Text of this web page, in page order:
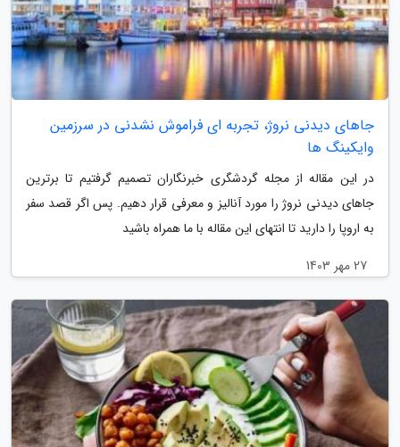
جاهای دیدنی نروژ، تجربه ای فراموش نشدنی در سرزمین
وایکینگ ها
در این مقاله از مجله گردشگری خبرنگاران تصمیم گرفتیم تا برترین
جاهای دیدنی نروژ را مورد آنالیز و معرفی قرار دهیم. پس اگر قصد سفر
به اروپا را دارید تا انتهای این مقاله با ما همراه باشید
27 مهر 1403